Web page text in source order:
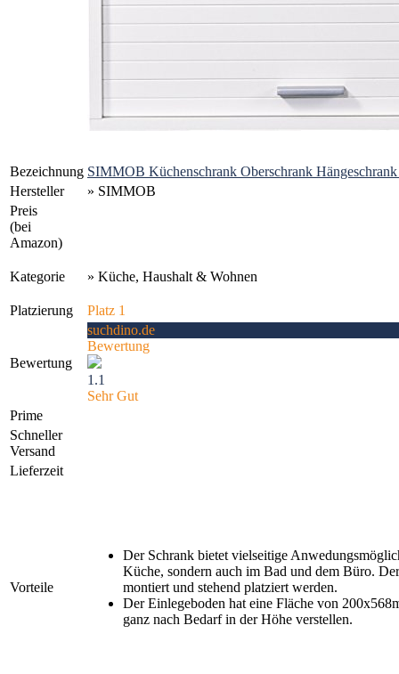
Bezeichnung SIMMOB Küchenschrank Oberschrank
Hersteller
» SIMMOB
Preis
(bei
Amazon)
Kategorie » Küche, Haushalt & Wohnen
Platzierung Platz 1
Bewertung
suchdino.de
Bewertung
1.1
Sehr Gut
Prime
Schneller
Versand
Lieferzeit
Vorteile
Der Schrank bietet vielseitige
Küche, sondern auch im Bad und dem Büro.
montiert und stehend platziert werden.
Der Einlegeboden hat eine Fläche von
ganz nach Bedarf in der Höhe verstellen.